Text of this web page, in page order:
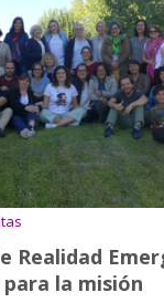
Realidad
para la misión